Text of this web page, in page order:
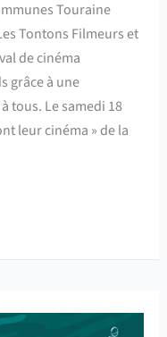
Touraine
Tontons Filmeurs et
de cinéma
grâce à une
tous. Le samedi 18
leur cinéma » de la